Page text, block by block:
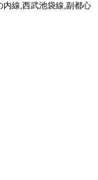
内線,西武池袋線,副都心